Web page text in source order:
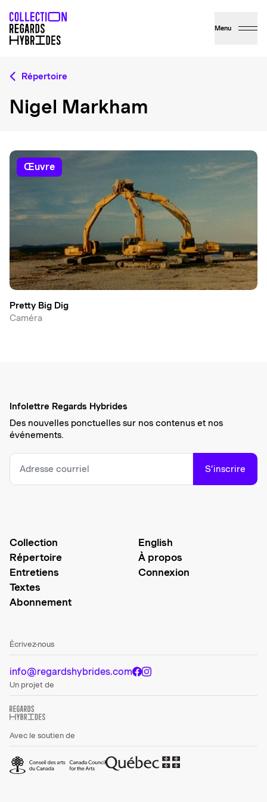
Menu
Répertoire
Nigel Markham
œuvre
Pretty Big Dig
Caméra
Infolettre Regards Hybrides
Des nouvelles ponctuelles sur nos contenus et nos
événements.
S’inscrire
Collection
Répertoire
Entretiens
Textes
Abonnement
English
À propos
Connexion
Écrivez-nous
info@regardshybrides.com
Un projet de
Avec le soutien de